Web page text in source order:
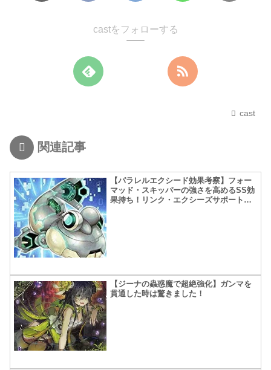
castをフォローする
cast
関連記事
【パラレルエクシード効果考察】フォー
マッド・スキッパーの強さを高めるSS効
果持ち！リンク・エクシーズサポートの
【ジーナの蟲惑魔で超絶強化】ガンマを
貫通した時は驚きました！